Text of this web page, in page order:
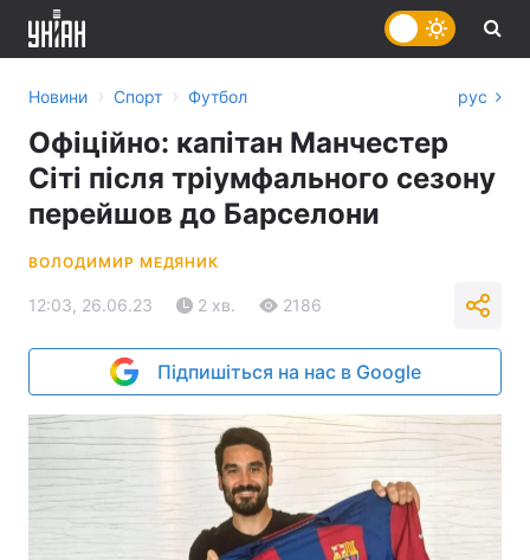
Новини › Спорт › Футбол рус
Офіційно: капітан Манчестер
Сіті після тріумфального сезону
перейшов до Барселони
ВОЛОДИМИР МЕДЯНИК
12:03, 26.06.23 2 хв. 2186
Підпишіться на нас в Google